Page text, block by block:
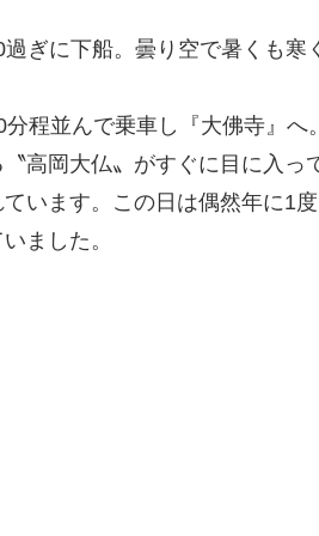
ぎに下船。曇り空で暑くも寒
程並んで乗車し『大佛寺』へ
高岡大仏〟がすぐに目に入っ
います。この日は偶然年に1
ました。